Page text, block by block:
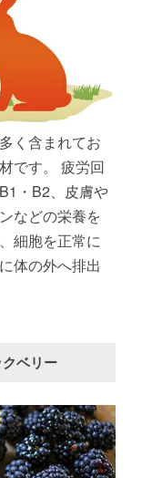
く含まれてお
です。 疲労回
・B2、皮膚や
などの栄養を
細胞を正常に
体の外へ排出
ベリー